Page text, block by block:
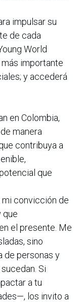
impulsar su
de cada
World
importante
y accederá
en Colombia,
manera
contribuya a
que
mi convicción de
que
el presente. Me
sino
de personas y
Si
a tu
los invito a